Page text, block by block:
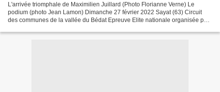
L'arrivée triomphale de Maximilien Juillard (Photo Florianne Verne) Le
podium (photo Jean Lamon) Dimanche 27 février 2022 Sayat (63) Circuit
des communes de la vallée du Bédat Epreuve Elite nationale organisée par